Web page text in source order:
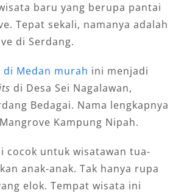
baru yang berupa pantai
Tepat sekali, namanya adalah
di Serdang.
Medan murah ini menjadi
di Desa Sei Nagalawan,
Bedagai. Nama lengkapnya
Kampung Nipah.
cocok untuk wisatawan tua-
anak-anak. Tak hanya rupa
elok. Tempat wisata ini